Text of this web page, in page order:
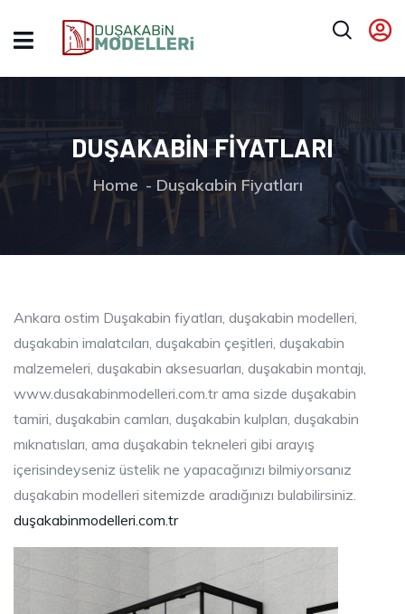
DUŞAKABIN FIYATLARI
Home Duşakabin Fiyatları
Ankara ostim Duşakabin fiyatları, duşakabin modelleri,
duşakabin imalatcıları, duşakabin çeşitleri, duşakabin
malzemeleri, duşakabin aksesuarları, duşakabin montajı,
www.dusakabinmodelleri.com.tr ama sizde duşakabin
tamiri, duşakabin camları, duşakabin kulpları, duşakabin
mıknatısları, ama duşakabin tekneleri gibi arayış
içerisindeyseniz üstelik ne yapacağınızı bilmiyorsanız
duşakabin modelleri sitemizde aradığınızı bulabilirsiniz.
duşakabinmodelleri.com.tr